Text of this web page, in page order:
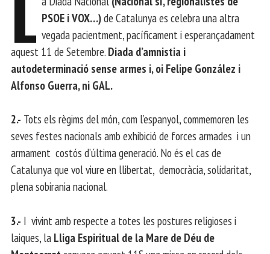
PSOE i VOX…)de Catalunya es celebra una altra
vegada pacientment, pacíficament i esperançadament
aquest 11 de Setembre. Diada d’amnistia i
autodeterminació sense armes i, oi Felipe González i
Alfonso Guerra, ni GAL.
2.- Tots els règims del món, com l’espanyol, commemoren les
seves festes nacionals amb exhibició de forces armades i un
armament costós d’última generació. No és el cas de
Catalunya que vol viure en llibertat, democràcia, solidaritat,
plena sobirania nacional.
3.- I vivint amb respecte a totes les postures religioses i
laiques, la Lliga Espiritual de la Mare de Déu de